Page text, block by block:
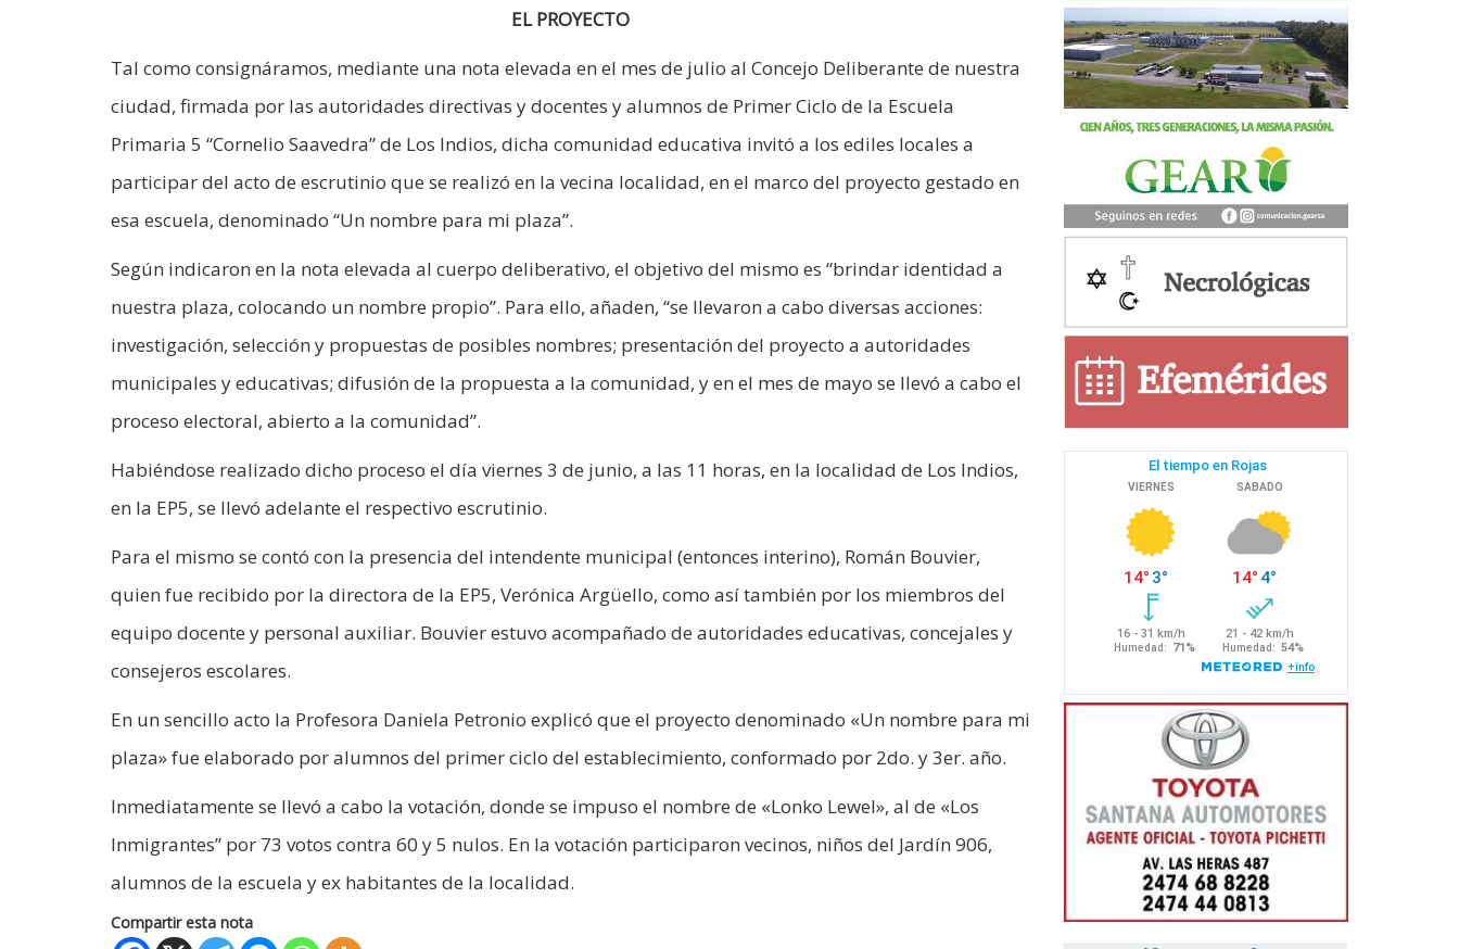
EL PROYECTO
Tal como consignáramos, mediante una nota elevada en el mes de julio al Concejo Deliberante de nuestra
ciudad, firmada por las autoridades directivas y docentes y alumnos de Primer Ciclo de la Escuela
Primaria 5 “Cornelio Saavedra” de Los Indios, dicha comunidad educativa invitó a los ediles locales a
participar del acto de escrutinio que se realizó en la vecina localidad, en el marco del proyecto gestado en
esa escuela, denominado “Un nombre para mi plaza”.
Según indicaron en la nota elevada al cuerpo deliberativo, el objetivo del mismo es “brindar identidad a
nuestra plaza, colocando un nombre propio”. Para ello, añaden, “se llevaron a cabo diversas acciones:
investigación, selección y propuestas de posibles nombres; presentación del proyecto a autoridades
municipales y educativas; difusión de la propuesta a la comunidad, y en el mes de mayo se llevó a cabo el
proceso electoral, abierto a la comunidad”.
Habiéndose realizado dicho proceso el día viernes 3 de junio, a las 11 horas, en la localidad de Los Indios,
en la EP5, se llevó adelante el respectivo escrutinio.
Para el mismo se contó con la presencia del intendente municipal (entonces interino), Román Bouvier,
quien fue recibido por la directora de la EP5, Verónica Argüello, como así también por los miembros del
equipo docente y personal auxiliar. Bouvier estuvo acompañado de autoridades educativas, concejales y
consejeros escolares.
En un sencillo acto la Profesora Daniela Petronio explicó que el proyecto denominado «Un nombre para mi
plaza» fue elaborado por alumnos del primer ciclo del establecimiento, conformado por 2do. y 3er. año.
Inmediatamente se llevó a cabo la votación, donde se impuso el nombre de «Lonko Lewel», al de «Los
Inmigrantes” por 73 votos contra 60 y 5 nulos. En la votación participaron vecinos, niños del Jardín 906,
alumnos de la escuela y ex habitantes de la localidad.
Compartir esta nota